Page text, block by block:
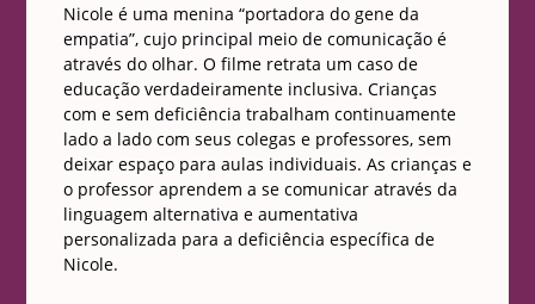
Nicole é uma menina “portadora do gene da
empatia”, cujo principal meio de comunicação é
através do olhar. O filme retrata um caso de
educação verdadeiramente inclusiva. Crianças
com e sem deficiência trabalham continuamente
lado a lado com seus colegas e professores, sem
deixar espaço para aulas individuais. As crianças e
o professor aprendem a se comunicar através da
linguagem alternativa e aumentativa
personalizada para a deficiência específica de
Nicole.